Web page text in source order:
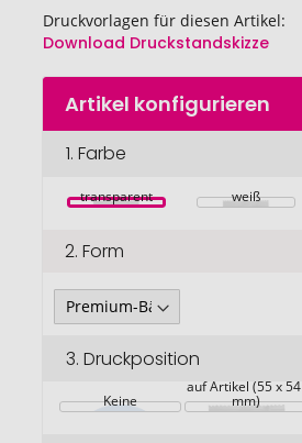
Druckvorlagen für diesen Artikel:
Download Druckstandskizze
Zum
Anfang
Bildgalerie
Artikel konfigurieren
1. Farbe
transparent weiß
2. Form
3. Druckposition
Keine
auf Artikel (55 x 54
mm)